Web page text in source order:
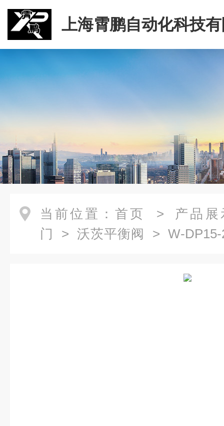
上海霄鹏自动化科技
当前位置： 首页 > 产品展
门
> 沃茨平衡阀 > W-DP15-